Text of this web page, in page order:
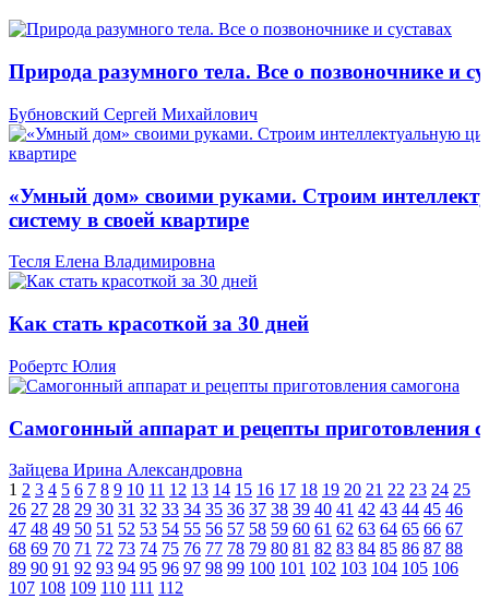
Природа разумного тела. Все о позвоночнике и
Бубновский Сергей Михайлович
«Умный дом» своими руками. Строим
систему в своей квартире
Тесля Елена Владимировна
Как стать красоткой за 30 дней
Робертс Юлия
Самогонный аппарат и рецепты приготовления
Зайцева Ирина Александровна
1 2 3 4 5 6 7 8 9 10 11 12 13 14 15 16 17 18 19 20 21 22 23 24 25
26 27 28 29 30 31 32 33 34 35 36 37 38 39 40 41 42 43 44 45 46
47 48 49 50 51 52 53 54 55 56 57 58 59 60 61 62 63 64 65 66 67
68 69 70 71 72 73 74 75 76 77 78 79 80 81 82 83 84 85 86 87 88
89 90 91 92 93 94 95 96 97 98 99 100 101 102 103 104 105 106
107 108 109 110 111 112